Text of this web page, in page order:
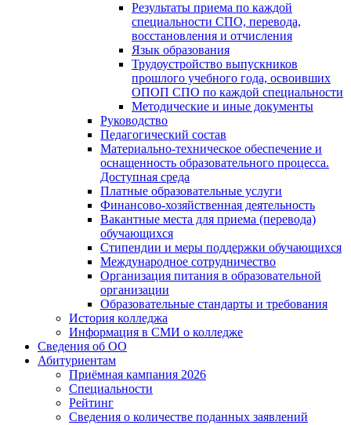
Результаты приема по каждой
специальности СПО, перевода,
восстановления и отчисления
Язык образования
Трудоустройство выпускников
прошлого учебного года, освоивших
ОПОП СПО по каждой специальности
Методические и иные документы
Руководство
Педагогический состав
Материально-техническое обеспечение и
оснащенность образовательного процесса.
Доступная среда
Платные образовательные услуги
Финансово-хозяйственная деятельность
Вакантные места для приема (перевода)
обучающихся
Стипендии и меры поддержки обучающихся
Международное сотрудничество
Организация питания в образовательной
организации
Образовательные стандарты и требования
История колледжа
Информация в СМИ о колледже
Сведения об ОО
Абитуриентам
Приёмная кампания 2026
Специальности
Рейтинг
Сведения о количестве поданных заявлений